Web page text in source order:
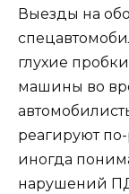
Выезды на
глухие
машины во
реагируют
иногда
нарушений